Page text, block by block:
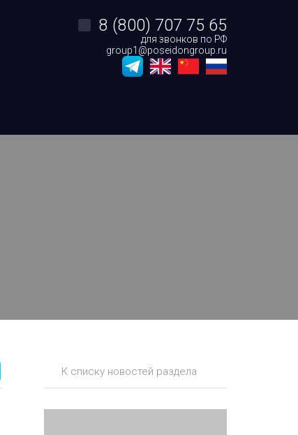
8 (800) 707 75 65
для звонков по РФ
group1@poseidongroup.ru
К списку новостей раздела